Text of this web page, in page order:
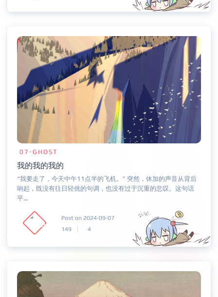
07-GHOST
我的我的我的
“我要走了，今天中午11点半的飞机。” 突然，休加的声音从背后
响起，既没有往日轻佻的句调，也没有过于沉重的悲叹。这句话
平...
Post on 2024-09-07
149
4